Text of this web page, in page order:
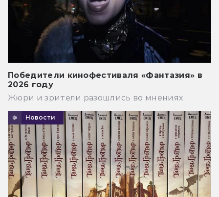
Победители кинофестиваля «Фантазия» в
2026 году
Жюри и зрители разошлись во мнениях
Новости